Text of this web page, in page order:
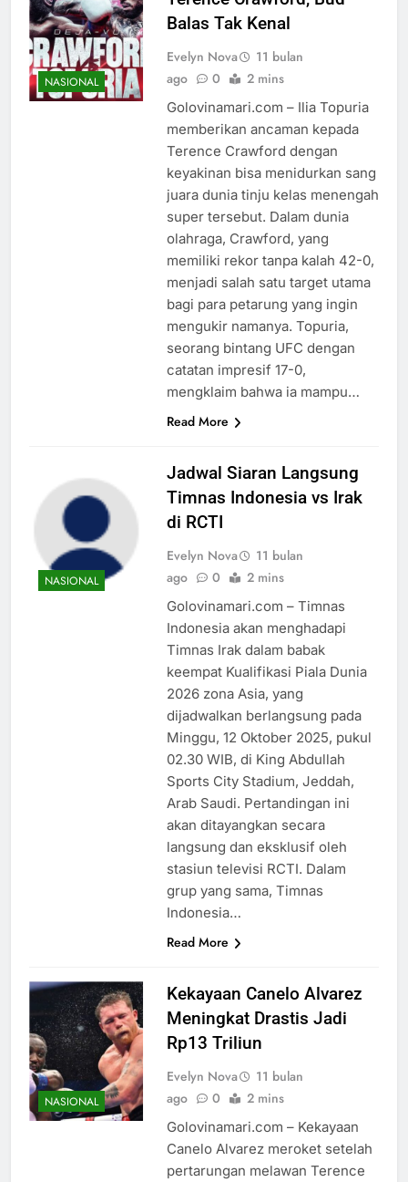
NASIONAL
Balas Tak Kenal
Evelyn Nova
11 bulan
ago
0 2 mins
Golovinamari.com – Ilia Topuria
memberikan ancaman kepada
Terence Crawford dengan
keyakinan bisa menidurkan sang
juara dunia tinju kelas menengah
super tersebut. Dalam dunia
olahraga, Crawford, yang
memiliki rekor tanpa kalah 42-0,
menjadi salah satu target utama
bagi para petarung yang ingin
mengukir namanya. Topuria,
seorang bintang UFC dengan
catatan impresif 17-0,
mengklaim bahwa ia mampu…
Read More
NASIONAL
Jadwal Siaran Langsung
Timnas Indonesia vs Irak
di RCTI
Evelyn Nova
11 bulan
ago
0 2 mins
Golovinamari.com – Timnas
Indonesia akan menghadapi
Timnas Irak dalam babak
keempat Kualifikasi Piala Dunia
2026 zona Asia, yang
dijadwalkan berlangsung pada
Minggu, 12 Oktober 2025, pukul
02.30 WIB, di King Abdullah
Sports City Stadium, Jeddah,
Arab Saudi. Pertandingan ini
akan ditayangkan secara
langsung dan eksklusif oleh
stasiun televisi RCTI. Dalam
grup yang sama, Timnas
Indonesia…
Read More
NASIONAL
Kekayaan Canelo Alvarez
Meningkat Drastis Jadi
Rp13 Triliun
Evelyn Nova
11 bulan
ago
0 2 mins
Golovinamari.com – Kekayaan
Canelo Alvarez meroket setelah
pertarungan melawan Terence